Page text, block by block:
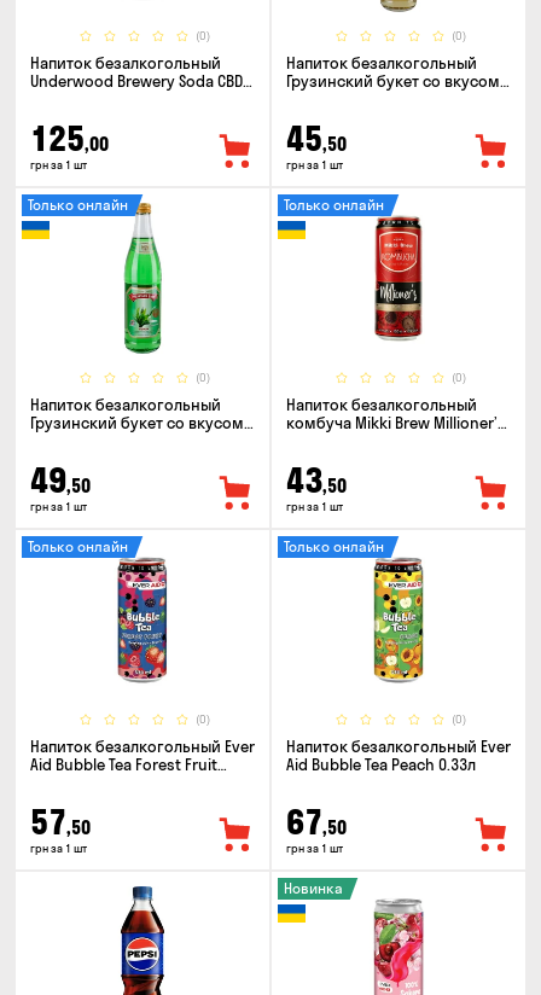
(0)
Напиток безалкогольный
Underwood Brewery Soda CBD
125,00
грн за 1 шт
(0)
Напиток безалкогольный
Грузинский букет со вкусом
45,50
грн за 1 шт
(0)
Только онлайн
Напиток безалкогольный
Грузинский букет со вкусом
49,50
грн за 1 шт
(0)
Только онлайн
Напиток безалкогольный
комбуча Mikki Brew Millioner’s
43,50
грн за 1 шт
(0)
Только онлайн
Напиток безалкогольный Ever
Aid Bubble Tea Forest Fruit
57,50
грн за 1 шт
(0)
Только онлайн
Напиток безалкогольный Ever
Aid Bubble Tea Peach 0.33л
67,50
грн за 1 шт
Новинка